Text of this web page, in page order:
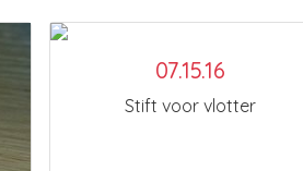
07.15.16
Stift voor vlotter